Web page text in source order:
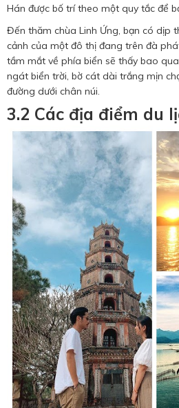
Hán được bố trí theo một quy tắc để
Đến thăm chùa Linh Ứng, bạn có dịp
cảnh của một đô thị đang trên đà
tầm mắt về phía biển sẽ thấy bao
ngát biển trời, bờ cát dài trắng mịn
đường dưới chân núi.
3.2 Các địa điểm du